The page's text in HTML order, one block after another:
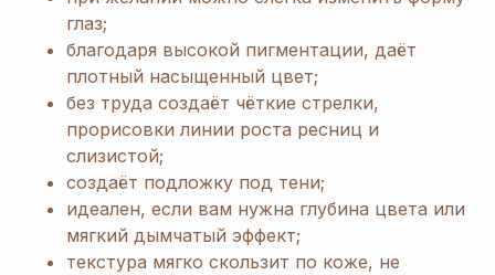
глаз;
благодаря высокой пигментации, даёт
плотный насыщенный цвет;
без труда создаёт чёткие стрелки,
прорисовки линии роста ресниц и
слизистой;
создаёт подложку под тени;
идеален, если вам нужна глубина цвета или
мягкий дымчатый эффект;
текстура мягко скользит по коже, не